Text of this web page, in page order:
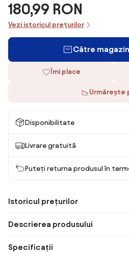
180,99 RON
Vezi istoricul prețurilor
Către
Îmi place
Urmărește
Disponibilitate
Livrare gratuită
Puteți returna produsul în
Istoricul prețurilor
Descrierea produsului
Specificații